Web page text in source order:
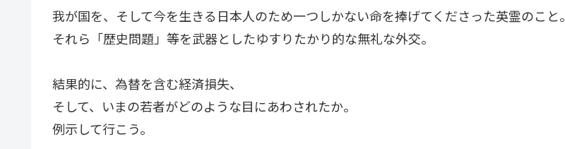
我が国を、そして今を生きる日本人のため一つしかない命を捧げてくださった英霊のこと。
それら「歴史問題」等を武器としたゆすりたかり的な無礼な外交。
結果的に、為替を含む経済損失、
そして、いまの若者がどのような目にあわされたか。
例示して行こう。